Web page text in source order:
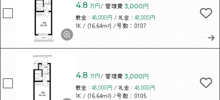
4.8 万円/ 管理費 3,000円
敷金：48,000円 / 礼金：48,000円
1K / (16.64m²) /号数：0107
4.8 万円/ 管理費 3,000円
敷金：48,000円 / 礼金：48,000円
1K / (16.64m²) /号数：0105